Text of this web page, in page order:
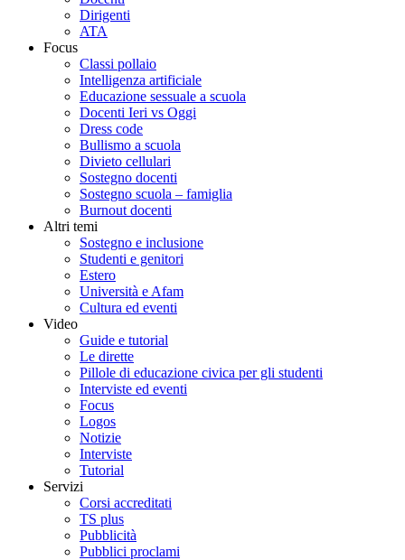
Dirigenti
ATA
Focus
Classi pollaio
Intelligenza artificiale
Educazione sessuale a scuola
Docenti Ieri vs Oggi
Dress code
Bullismo a scuola
Divieto cellulari
Sostegno docenti
Sostegno scuola – famiglia
Burnout docenti
Altri temi
Sostegno e inclusione
Studenti e genitori
Estero
Università e Afam
Cultura ed eventi
Video
Guide e tutorial
Le dirette
Pillole di educazione civica per gli studenti
Interviste ed eventi
Focus
Logos
Notizie
Interviste
Tutorial
Servizi
Corsi accreditati
TS plus
Pubblicità
Pubblici proclami